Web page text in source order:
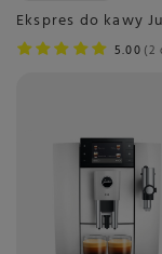
Ekspres do kawy
5.00 2